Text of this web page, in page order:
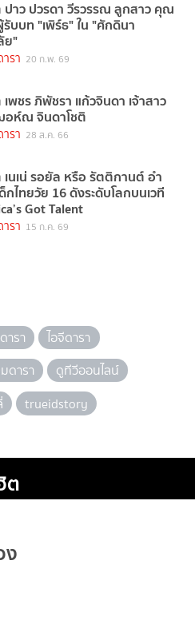
ปาว ปวรดา วีรวรรณ ลูกสาว คุณ
บบท "เพิร์ธ" ใน "ศักดินา
ย"
รา 20 ก.พ. 69
เพชร ภิพัชรา แก้วจินดา เจ้าสาว
ห์ณ จินดาโชติ
รา 28 ส.ค. 66
เนเน่ รอยัล หรือ รัตติกานต์ อำ
ย 16 ดังระดับโลกบนเวที
Got Talent
รา 15 ก.ค. 69
ารา
ไอจีดารา
ดารา
ดูทีวีออนไลน์
trueidstory
ต
ง